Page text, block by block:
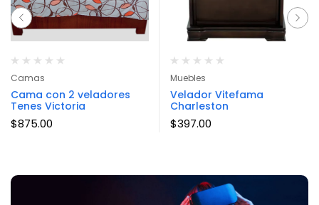
Camas
Cama con 2 veladores
Tenes Victoria
$875.00
Muebles
Velador Vitefama
Charleston
$397.00